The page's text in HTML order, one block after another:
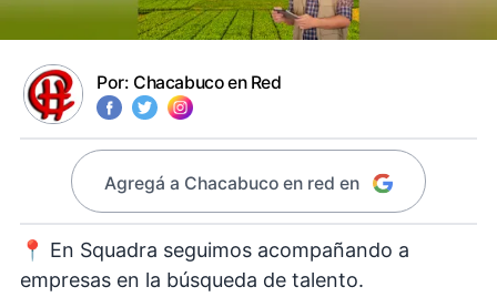
Por: Chacabuco en Red
Agregá a Chacabuco en red en
📍 En Squadra seguimos acompañando a
empresas en la búsqueda de talento.